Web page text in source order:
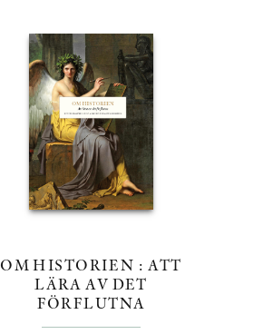
OM HISTORIEN : ATT
LÄRA AV DET
FÖRFLUTNA